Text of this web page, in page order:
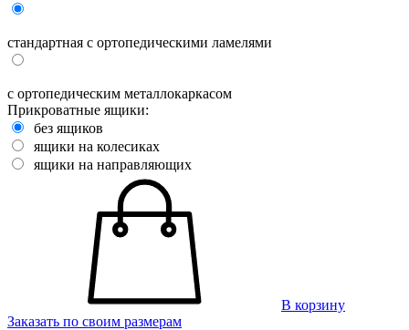
стандартная с ортопедическими ламелями
с ортопедическим металлокаркасом
Прикроватные ящики:
без ящиков
ящики на колесиках
ящики на направляющих
В корзину
Заказать по своим размерам